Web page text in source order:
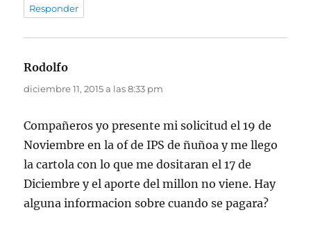
Responder
Rodolfo
diciembre 11, 2015 a las 8:33 pm
Compañeros yo presente mi solicitud el 19 de
Noviembre en la of de IPS de ñuñoa y me llego
la cartola con lo que me dositaran el 17 de
Diciembre y el aporte del millon no viene. Hay
alguna informacion sobre cuando se pagara?